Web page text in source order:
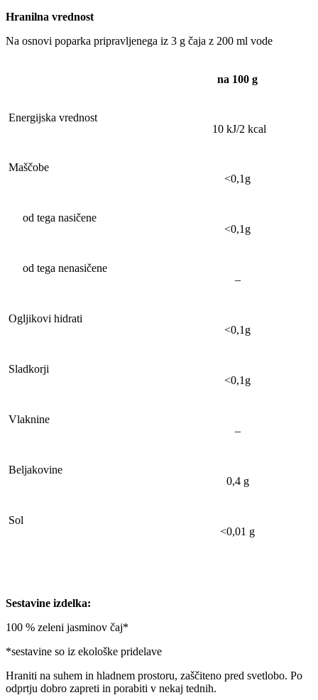
Hranilna vrednost
Na osnovi poparka pripravljenega iz 3 g čaja z 200 ml vode
na 100 g
Energijska vrednost
10 kJ/2 kcal
Maščobe
<0,1g
od tega nasičene
<0,1g
od tega nenasičene
–
Ogljikovi hidrati
<0,1g
Sladkorji
<0,1g
Vlaknine
–
Beljakovine
0,4 g
Sol
<0,01 g
Sestavine izdelka:
100 % zeleni jasminov čaj*
*sestavine so iz ekološke pridelave
Hraniti na suhem in hladnem prostoru, zaščiteno pred svetlobo. Po
odprtju dobro zapreti in porabiti v nekaj tednih.